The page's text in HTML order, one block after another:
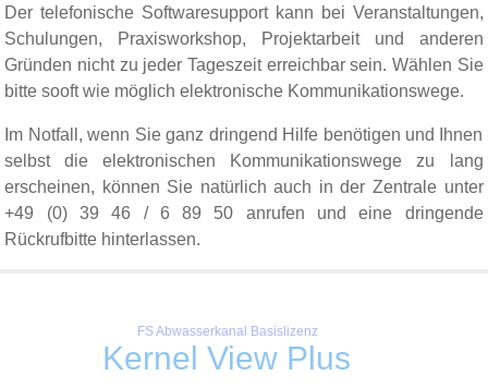
Der telefonische Softwaresupport kann bei Veranstaltungen,
Schulungen, Praxisworkshop, Projektarbeit und anderen
Gründen nicht zu jeder Tageszeit erreichbar sein. Wählen Sie
bitte sooft wie möglich elektronische Kommunikationswege.
Im Notfall, wenn Sie ganz dringend Hilfe benötigen und Ihnen
selbst die elektronischen Kommunikationswege zu lang
erscheinen, können Sie natürlich auch in der Zentrale unter
+49 (0) 39 46 / 6 89 50 anrufen und eine dringende
Rückrufbitte hinterlassen.
Kernel View Plus
FS Abwasserkanal Basislizenz